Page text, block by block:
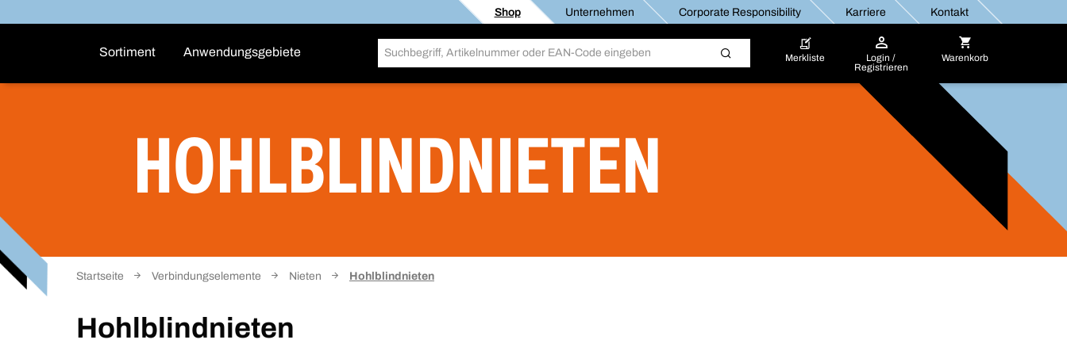
Shop Unternehmen Corporate Responsibility Karriere Kontakt
Sortiment Anwendungsgebiete Merkliste
Login /
Registrieren
Warenkorb
HOHLBLINDNIETEN
Startseite Verbindungselemente Nieten Hohlblindnieten
Hohlblindnieten